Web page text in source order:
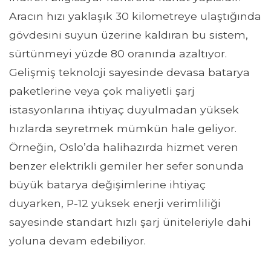
Aracın hızı yaklaşık 30 kilometreye ulaştığında
gövdesini suyun üzerine kaldıran bu sistem,
sürtünmeyi yüzde 80 oranında azaltıyor.
Gelişmiş teknoloji sayesinde devasa batarya
paketlerine veya çok maliyetli şarj
istasyonlarına ihtiyaç duyulmadan yüksek
hızlarda seyretmek mümkün hale geliyor.
Örneğin, Oslo’da halihazırda hizmet veren
benzer elektrikli gemiler her sefer sonunda
büyük batarya değişimlerine ihtiyaç
duyarken, P-12 yüksek enerji verimliliği
sayesinde standart hızlı şarj üniteleriyle dahi
yoluna devam edebiliyor.